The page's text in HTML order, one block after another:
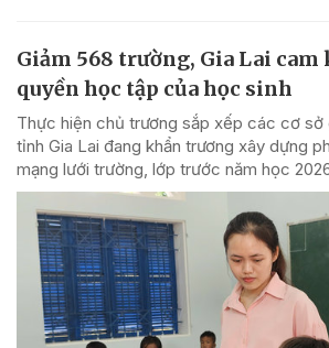
Giảm 568 trường, Gia Lai cam
quyền học tập của học sinh
Thực hiện chủ trương sắp xếp các cơ sở
tỉnh Gia Lai đang khẩn trương xây dựng
mạng lưới trường, lớp trước năm học